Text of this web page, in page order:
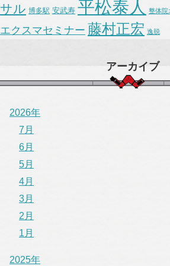
サル 博多駅 安武寿 平松泰人 整体院
エクスマセミナー 藤村正宏 逸脱
アーカイブ
2026年
7月
6月
5月
4月
3月
2月
1月
2025年